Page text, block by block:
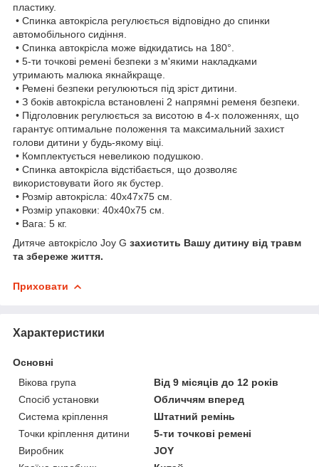
пластику.
• Спинка автокрісла регулюється відповідно до спинки
автомобільного сидіння.
• Спинка автокрісла може відкидатись на 180°.
• 5-ти точкові ремені безпеки з м'якими накладками
утримають малюка якнайкраще.
• Ремені безпеки регулюються під зріст дитини.
• З боків автокрісла встановлені 2 напрямні ременя безпеки.
• Підголовник регулюється за висотою в 4-х положеннях, що
гарантує оптимальне положення та максимальний захист
голови дитини у будь-якому віці.
• Комплектується невеликою подушкою.
• Спинка автокрісла відстібається, що дозволяє
використовувати його як бустер.
• Розмір автокрісла: 40х47х75 см.
• Розмір упаковки: 40х40х75 см.
• Вага: 5 кг.
Дитяче автокрісло Joy G захистить Вашу дитину від травм
та збереже життя.
Приховати
Характеристики
Основні
Вікова група
Від 9 місяців до 12 років
Спосіб установки
Обличчям вперед
Система кріплення
Штатний ремінь
Точки кріплення дитини
5-ти точкові ремені
Виробник
JOY